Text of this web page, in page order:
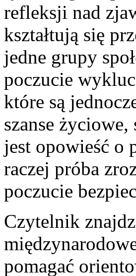
refleksji nad
kształtują się
jedne grupy
poczucie
które są
szanse
jest opowieść o
raczej próba
poczucie
Czytelnik
pomagać